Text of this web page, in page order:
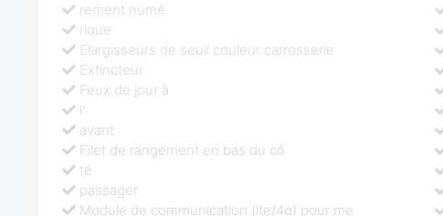
rement numé
rique
Elargisseurs de seuil couleur carrosserie
Extincteur
Feux de jour à
l'
avant
Filet de rangement en bas du cô
té
passager
Module de communication (lte/4g) pour me